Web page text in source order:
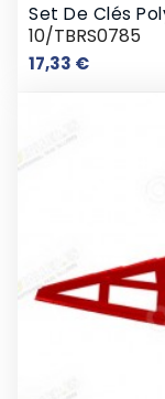
Set De Clés
10/TBRS0785
17,33 €Prix